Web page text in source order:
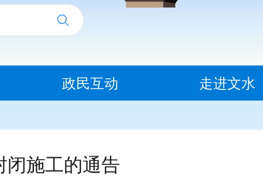
政民互动 走进文水
闭施工的通告